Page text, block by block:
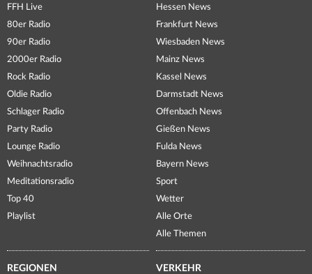
FFH Live
80er Radio
90er Radio
2000er Radio
Rock Radio
Oldie Radio
Schlager Radio
Party Radio
Lounge Radio
Weihnachtsradio
Meditationsradio
Top 40
Playlist
Hessen News
Frankfurt News
Wiesbaden News
Mainz News
Kassel News
Darmstadt News
Offenbach News
Gießen News
Fulda News
Bayern News
Sport
Wetter
Alle Orte
Alle Themen
REGIONEN VERKEHR